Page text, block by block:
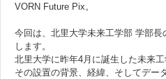
VORN Future Pix。
今回は、北里大学未来工学部 学部
します。
北里大学に昨年4月に誕生した未来工
その設置の背景、経緯、そしてデー